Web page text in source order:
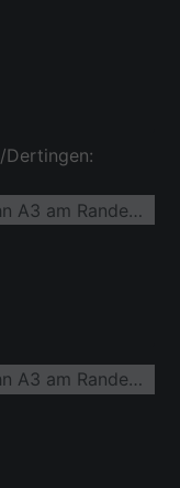
Dertingen:
Dorf - Ansicht hinter der Autobahn A3 am Rande von landwirtschaftlichen Feldern und Nutzflächen
Dorf - Ansicht hinter der Autobahn A3 am Rande von landwirtschaftlichen Feldern und Nutzflächen